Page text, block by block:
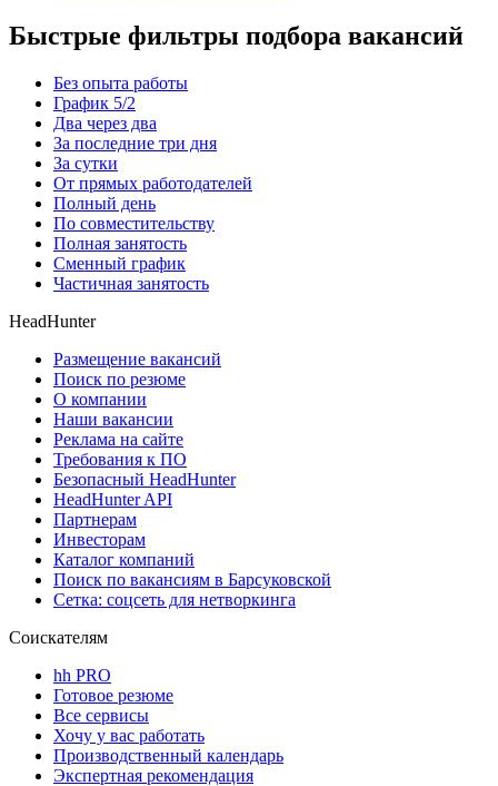
Быстрые фильтры подбора вакансий
Без опыта работы
График 5/2
Два через два
За последние три дня
За сутки
От прямых работодателей
Полный день
По совместительству
Полная занятость
Сменный график
Частичная занятость
HeadHunter
Размещение вакансий
Поиск по резюме
О компании
Наши вакансии
Реклама на сайте
Требования к ПО
Безопасный HeadHunter
HeadHunter API
Партнерам
Инвесторам
Каталог компаний
Поиск по вакансиям в Барсуковской
Сетка: соцсеть для нетворкинга
Соискателям
hh PRO
Готовое резюме
Все сервисы
Хочу у вас работать
Производственный календарь
Экспертная рекомендация